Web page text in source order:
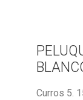
Curros 5.